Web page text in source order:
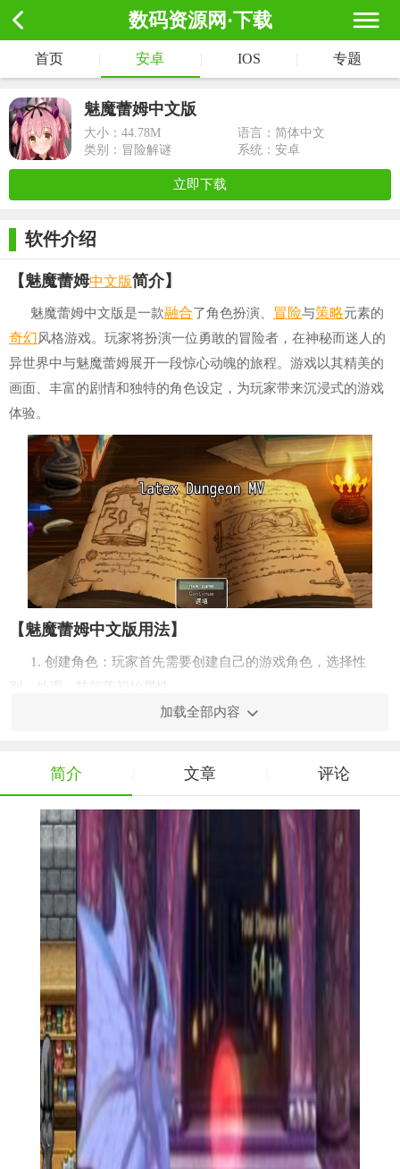
数码资源网·下载
首页 安卓 IOS 专题
魅魔蕾姆中文版
大小： 44.78M
语言：简体中文
类别：冒险解谜
系统：安卓
立即下载
软件介绍
【魅魔蕾姆中文版简介】
魅魔蕾姆中文版是一款融合了角色扮演、 冒险与策略元素的
奇幻 风格游戏。玩家将扮演一位勇敢的冒险者，在神秘而迷人的
异世界中与魅魔蕾姆展开一段惊心动魄的旅程。游戏以其精美的
画面、丰富的剧情和独特的角色设定，为玩家带来沉浸式的游戏
体验。
【魅魔蕾姆中文版用法】
1. 创建角色：玩家首先需要创建自己的游戏角色，选择性
别、外观、技能等初始属性。
2. 探索世界：游戏世界由多个地图组成，玩家需要控制角色
3. 战斗系统：游戏采用回合制战斗系统，玩家需要根据敌人
防御。
4. 角色养成：玩家可以通过完成任务、击败敌人等方式获得
经验值和资源，用于提升角色等级、学习新技能和强化装备。
5. 互动剧情：游戏中有丰富的剧情内容，玩家需要与魅魔蕾
姆进行互动，通过对话和选择来影响剧情走向和角色关系。
【魅魔蕾姆中文版功能】
1. 多样化的任务系统：游戏提供了主线任务、支线任务和日
常任务等多种任务类型，玩家可以通过完成任务来获得丰厚的奖
2. 丰富的角色技能：每个角色都有独特的技能树，玩家可以
根据自己的喜好和战斗需求来分配技能点，打造个性化的角色。
3. 装备打造与升级：玩家可以通过收集材料和金币来打造和
加载全部内容
简介 文章 评论